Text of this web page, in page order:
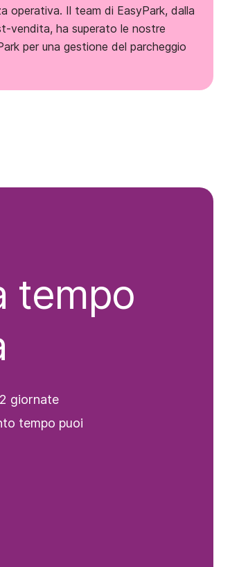
operativa. Il team di EasyPark, dalla
vendita, ha superato le nostre
per una gestione del parcheggio
tempo
giornate
tempo puoi